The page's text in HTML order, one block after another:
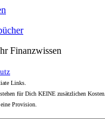
Finanzwissen
Links.
für Dich KEINE zusätzlichen Kosten.
Provision.